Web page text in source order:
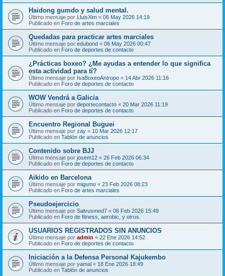
Haidong gumdo y salud mental.
Último mensaje por LluisXim « 06 May 2026 14:19
Publicado en Foro de artes marciales
Quedadas para practicar artes marciales
Último mensaje por edubond « 06 May 2026 00:47
Publicado en Foro de deportes de contacto
¿Prácticas boxeo? ¿Me ayudas a entender lo que significa
esta actividad para tí?
Último mensaje por IsaBoxeoAntropo « 14 Abr 2026 11:16
Publicado en Foro de deportes de contacto
WOW Vendrá a Galicia
Último mensaje por deportecontacto « 20 Mar 2026 11:19
Publicado en Foro de deportes de contacto
Encuentro Regional Buguei
Último mensaje por zay « 10 Mar 2026 12:17
Publicado en Tablón de anuncios
Contenido sobre BJJ
Último mensaje por josem12 « 26 Feb 2026 06:34
Publicado en Foro de deportes de contacto
Aikido en Barcelona
Último mensaje por migumo « 23 Feb 2026 08:23
Publicado en Foro de artes marciales
Pseudoejercicio
Último mensaje por Salvusmed7 « 06 Feb 2026 15:49
Publicado en Foro de fitness, aerobic, y otros.
USUARIOS REGISTRADOS SIN ANUNCIOS
Último mensaje por admin « 22 Ene 2026 14:52
Publicado en Foro de deportes de contacto
Iniciación a la Defensa Personal Kajukembo
Último mensaje por yamal « 18 Ene 2026 18:49
Publicado en Tablón de anuncios